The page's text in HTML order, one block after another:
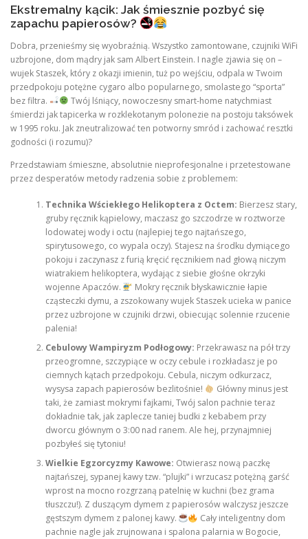
Ekstremalny kącik: Jak śmiesznie pozbyć się
zapachu papierosów?
Dobra, przenieśmy się wyobraźnią. Wszystko zamontowane, czujniki WiFi
uzbrojone, dom mądry jak sam Albert Einstein. I nagle zjawia się on –
wujek Staszek, który z okazji imienin, tuż po wejściu, odpala w Twoim
przedpokoju potężne cygaro albo popularnego, smolastego “sporta”
bez filtra.
Twój lśniący, nowoczesny smart-home natychmiast
śmierdzi jak tapicerka w rozklekotanym polonezie na postoju taksówek
w 1995 roku. Jak zneutralizować ten potworny smród i zachować resztki
godności (i rozumu)?
Przedstawiam śmieszne, absolutnie nieprofesjonalne i przetestowane
przez desperatów metody radzenia sobie z problemem:
Technika Wściekłego Helikoptera z Octem: Bierzesz stary,
gruby ręcznik kąpielowy, maczasz go szczodrze w roztworze
lodowatej wody i octu (najlepiej tego najtańszego,
spirytusowego, co wypala oczy). Stajesz na środku dymiącego
pokoju i zaczynasz z furią kręcić ręcznikiem nad głową niczym
wiatrakiem helikoptera, wydając z siebie głośne okrzyki
wojenne Apaczów.
Mokry ręcznik błyskawicznie łapie
cząsteczki dymu, a zszokowany wujek Staszek ucieka w panice
przez uzbrojone w czujniki drzwi, obiecując solennie rzucenie
palenia!
Cebulowy Wampiryzm Podłogowy: Przekrawasz na pół trzy
przeogromne, szczypiące w oczy cebule i rozkładasz je po
ciemnych kątach przedpokoju. Cebula, niczym odkurzacz,
wysysa zapach papierosów bezlitośnie!
Główny minus jest
taki, że zamiast mokrymi fajkami, Twój salon pachnie teraz
dokładnie tak, jak zaplecze taniej budki z kebabem przy
dworcu głównym o 3:00 nad ranem. Ale hej, przynajmniej
pozbyłeś się tytoniu!
Wielkie Egzorcyzmy Kawowe: Otwierasz nową paczkę
najtańszej, sypanej kawy tzw. “plujki” i wrzucasz potężną garść
wprost na mocno rozgrzaną patelnię w kuchni (bez grama
tłuszczu!). Z duszącym dymem z papierosów walczysz jeszcze
gęstszym dymem z palonej kawy.
Cały inteligentny dom
pachnie nagle jak zrujnowana i spalona palarnia w Bogocie,